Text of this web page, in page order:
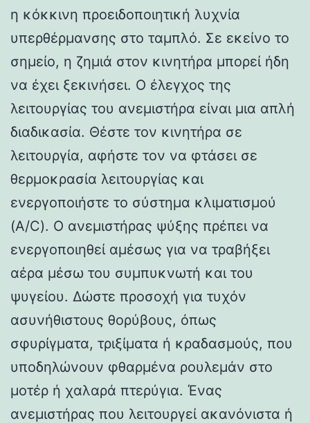
η κόκκινη προειδοποιητική λυχνία
υπερθέρμανσης στο ταμπλό. Σε εκείνο το
σημείο, η ζημιά στον κινητήρα μπορεί ήδη
να έχει ξεκινήσει. Ο έλεγχος της
λειτουργίας του ανεμιστήρα είναι μια απλή
διαδικασία. Θέστε τον κινητήρα σε
λειτουργία, αφήστε τον να φτάσει σε
θερμοκρασία λειτουργίας και
ενεργοποιήστε το σύστημα κλιματισμού
(A/C). Ο ανεμιστήρας ψύξης πρέπει να
ενεργοποιηθεί αμέσως για να τραβήξει
αέρα μέσω του συμπυκνωτή και του
ψυγείου. Δώστε προσοχή για τυχόν
ασυνήθιστους θορύβους, όπως
σφυρίγματα, τριξίματα ή κραδασμούς, που
υποδηλώνουν φθαρμένα ρουλεμάν στο
μοτέρ ή χαλαρά πτερύγια. Ένας
ανεμιστήρας που λειτουργεί ακανόνιστα ή